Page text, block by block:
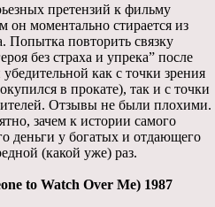
претензий к фильму
он моментально стирается из
Попытка повторить связку
без страха и упрека” после
как с точки зрения
в прокате), так и с точки
Отзывы не были плохими.
зачем к истории самого
деньги у богатых и отдающего
(какой уже) раз.
to Watch Over Me) 1987